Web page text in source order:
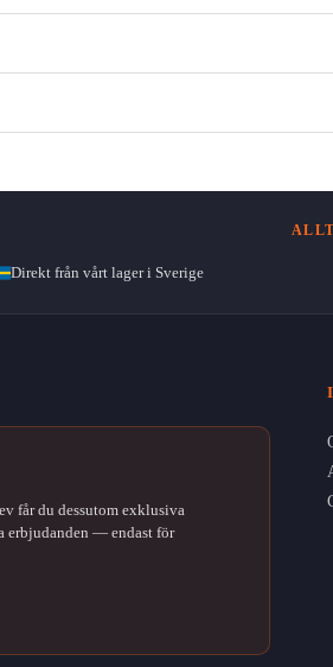
Direkt från vårt lager i Sverige
får du dessutom exklusiva
erbjudanden — endast för